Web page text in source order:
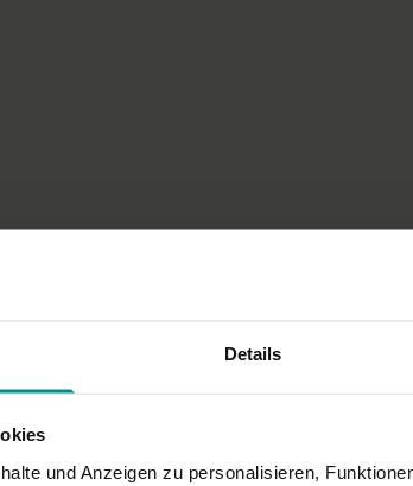
Details
und Anzeigen zu personalisieren,
was man gerade braucht.